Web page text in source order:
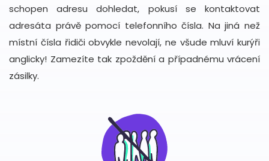
schopen adresu dohledat, pokusí se kontaktovat
adresáta právě pomocí telefonního čísla. Na jiná než
místní čísla řidiči obvykle nevolají, ne všude mluví kurýři
anglicky! Zamezíte tak zpoždění a případnému vrácení
zásilky.